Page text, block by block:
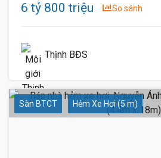
6 tỷ 800 triệu So sánh
Thịnh BĐS
Sàn BTCT Hẻm Xe Hơi (5 m)